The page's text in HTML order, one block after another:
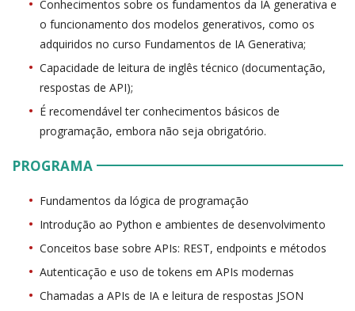
Conhecimentos sobre os fundamentos da IA generativa e
o funcionamento dos modelos generativos, como os
adquiridos no curso Fundamentos de IA Generativa;
Capacidade de leitura de inglês técnico (documentação,
respostas de API);
É recomendável ter conhecimentos básicos de
programação, embora não seja obrigatório.
PROGRAMA
Fundamentos da lógica de programação
Introdução ao Python e ambientes de desenvolvimento
Conceitos base sobre APIs: REST, endpoints e métodos
Autenticação e uso de tokens em APIs modernas
Chamadas a APIs de IA e leitura de respostas JSON